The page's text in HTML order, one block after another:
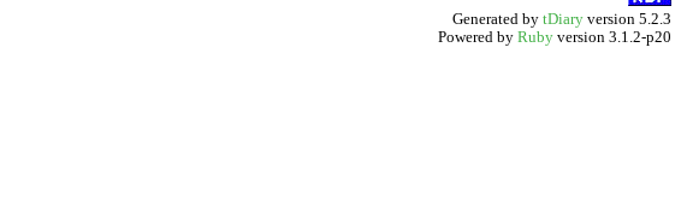
Generated by tDiary version 5.2.3
Powered by Ruby version 3.1.2-p20